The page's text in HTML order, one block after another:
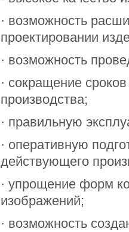
· возможность
проектировании
· возможность
· сокращение
производства;
· правильную
· оперативную
действующего
· упрощение форм
изображений;
· возможность